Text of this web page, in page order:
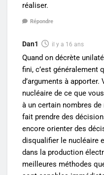
réaliser.
Répondre
Dan1 il y a 16 ans
Quand on décrète
fini, c’est généralement
d’arguments à
nucléaire de ce que
à un certain nombres
fait prendre des
encore orienter des
disqualifier le nucléaire
dans la production
meilleures méthodes